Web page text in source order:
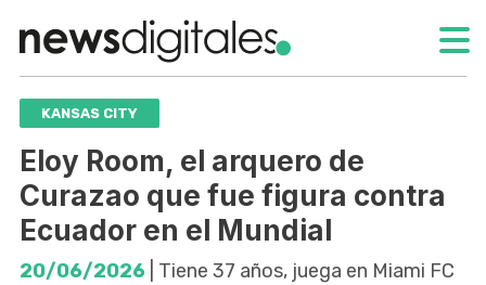
KANSAS CITY
Eloy Room, el arquero de
Curazao que fue figura contra
Ecuador en el Mundial
20/06/2026 | Tiene 37 años, juega en Miami FC